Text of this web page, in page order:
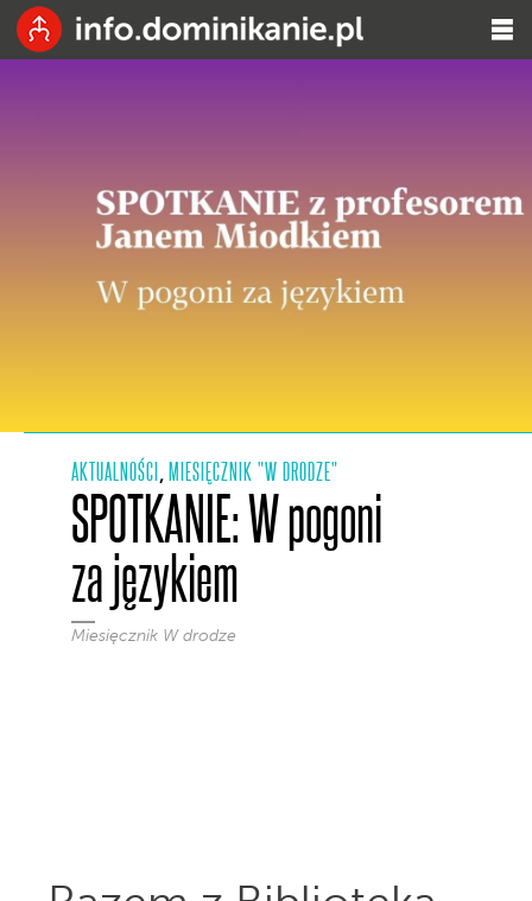
AKTUALNOŚCI, MIESIĘCZNIK "W DRODZE"
SPOTKANIE: W pogoni
za językiem
Miesięcznik W drodze